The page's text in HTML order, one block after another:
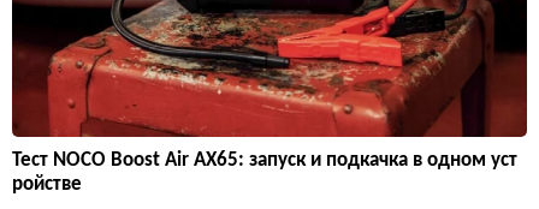
Тест NOCO Boost Air AX65: запуск и подкачка в одном уст
ройстве